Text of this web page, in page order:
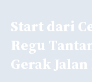
Start dari
Regu
Gerak